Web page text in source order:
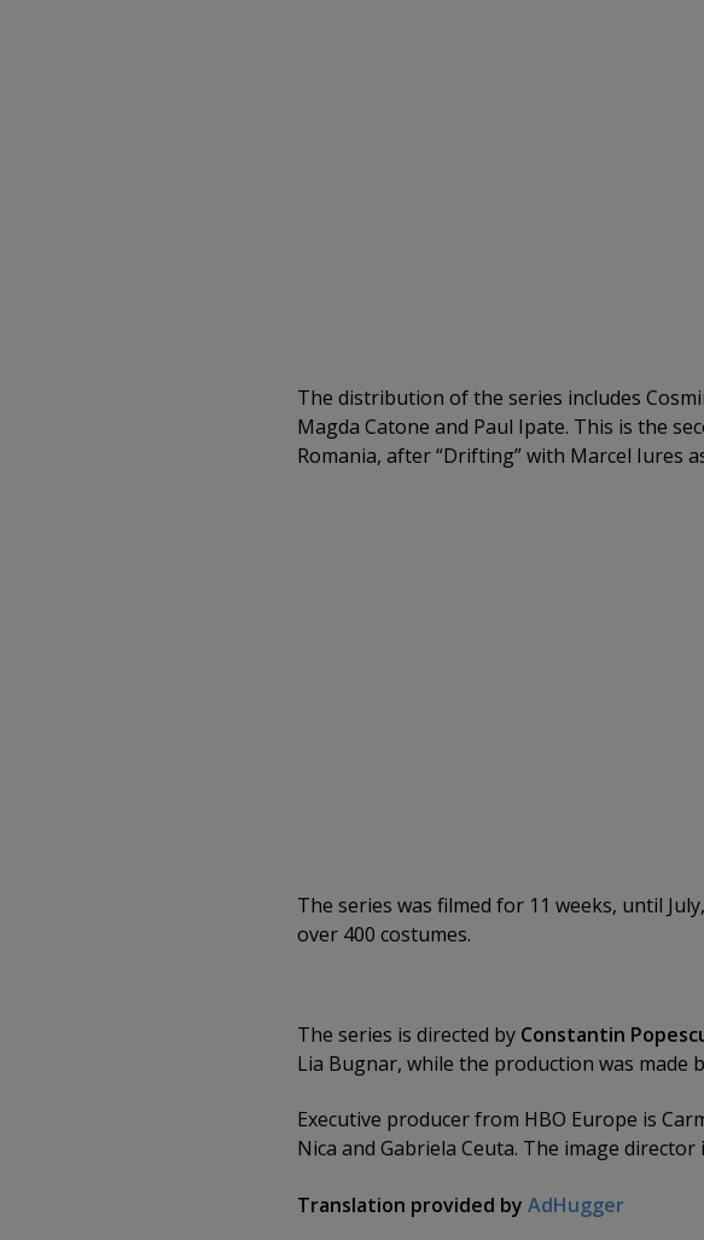
The distribution of the series includes
Magda Catone and Paul Ipate. This is the
Romania, after “Drifting” with Marcel Iures
The series was filmed for 11 weeks, until
over 400 costumes.
The series is directed by Constantin
Lia Bugnar, while the production was made
Executive producer from HBO Europe is
Nica and Gabriela Ceuta. The image
Translation provided by AdHugger